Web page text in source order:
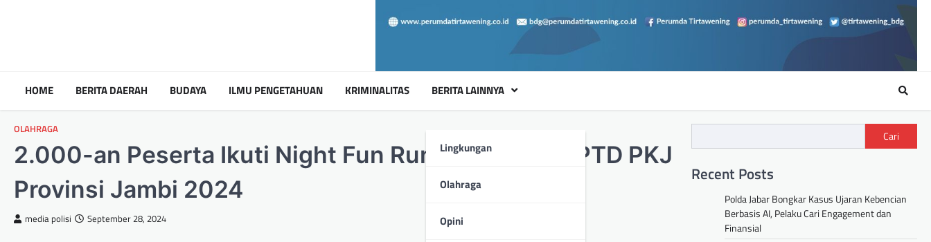
HOME BERITA DAERAH BUDAYA ILMU PENGETAHUAN KRIMINALITAS BERITA LAINNYA
Lingkungan
Olahraga
Opini
OLAHRAGA
2.000-an Peserta Ikuti Night Fun Run For Safety BPTD PKJ
Provinsi Jambi 2024
media polisi September 28, 2024
Cari
Recent Posts
Polda Jabar Bongkar Kasus Ujaran Kebencian
Berbasis AI, Pelaku Cari Engagement dan
Finansial